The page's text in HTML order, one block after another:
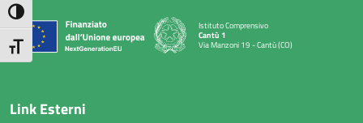
Attiva/disattiva alto contrasto
Attiva/disattiva dimensione testo
Istituto Comprensivo
Cantù 1
Via Manzoni 19 - Cantù (CO)
— Visita la pagina iniziale della scuola
Link Esterni